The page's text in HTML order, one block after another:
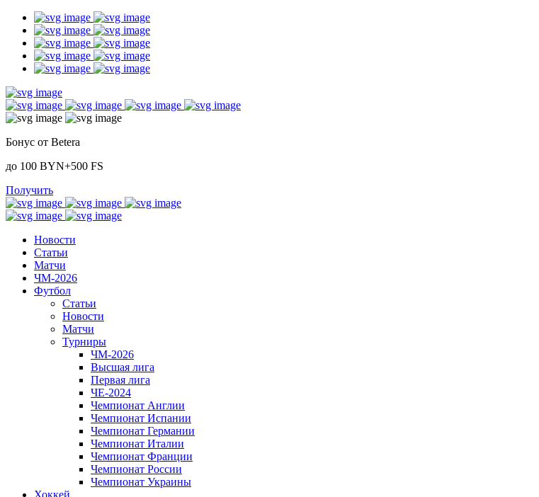
Бонус от Betera
до 100 BYN+500 FS
Получить
Новости
Статьи
Матчи
ЧМ-2026
Футбол
Статьи
Новости
Матчи
Турниры
ЧМ-2026
Высшая лига
Первая лига
ЧЕ-2024
Чемпионат Англии
Чемпионат Испании
Чемпионат Германии
Чемпионат Италии
Чемпионат Франции
Чемпионат России
Чемпионат Украины
Хоккей